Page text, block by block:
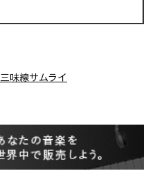
三味線サムライ